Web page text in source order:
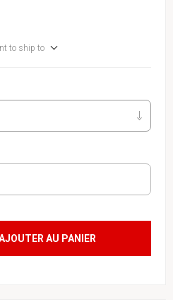
to ship to
AU PANIER